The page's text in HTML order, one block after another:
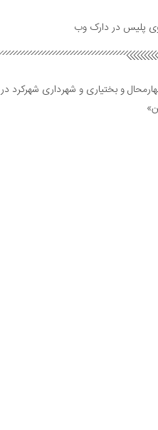
و بختیاری و شهرداری شهرکرد در